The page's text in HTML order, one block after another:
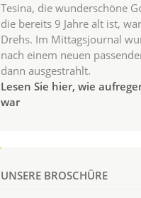
Tesina, die wunderschöne
die bereits 9 Jahre alt ist,
Drehs. Im Mittagsjournal
nach einem neuen
dann ausgestrahlt.
Lesen Sie hier, wie
war
UNSERE BROSCHÜRE